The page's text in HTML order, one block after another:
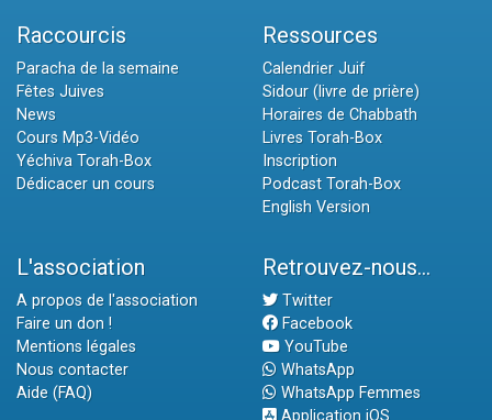
Raccourcis
Paracha de la semaine
Fêtes Juives
News
Cours Mp3-Vidéo
Yéchiva Torah-Box
Dédicacer un cours
Ressources
Calendrier Juif
Sidour (livre de prière)
Horaires de Chabbath
Livres Torah-Box
Inscription
Podcast Torah-Box
English Version
L'association
A propos de l'association
Faire un don !
Mentions légales
Nous contacter
Aide (FAQ)
Retrouvez-nous...
Twitter
Facebook
YouTube
WhatsApp
WhatsApp Femmes